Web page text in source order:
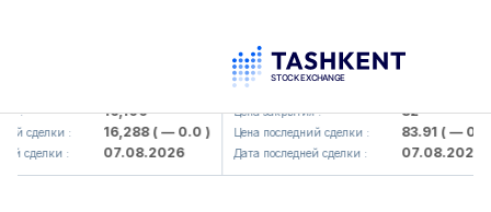
16,100
: 16,288( — 0.0 )
: 07.08.2026
KFSK (<Kafolat sug'urta
Цена закрытия : 82
Цена последний сделки : 83.91( — 0.0 )
Дата последней сделки : 07.08.2026